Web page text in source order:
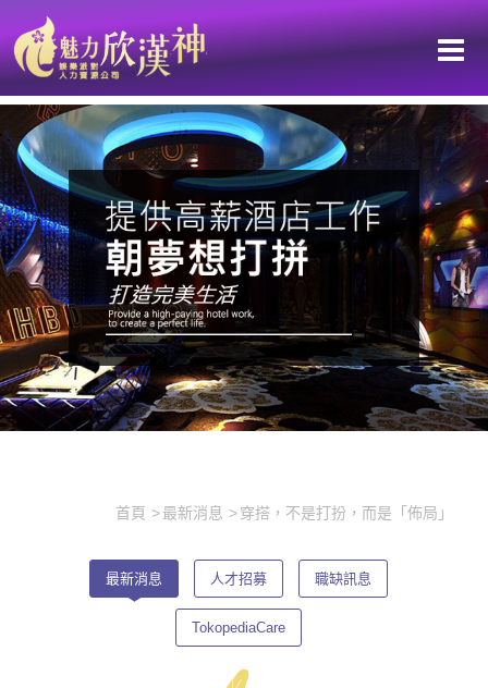
首頁 最新消息 穿搭，不是打扮，而是「佈局」
最新消息 人才招募 職缺訊息
TokopediaCare